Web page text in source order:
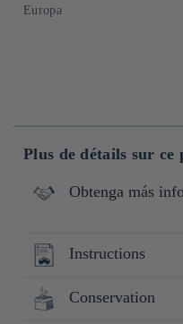
Europa
Plus de détails sur ce
Obtenga más
Découvrez la collection
miso japonais authentiques
sauces, marinades et
de miso blanc sucré, miso
Instructions
Que ce soit en marinade,
assortiment vous invite à
Conservation